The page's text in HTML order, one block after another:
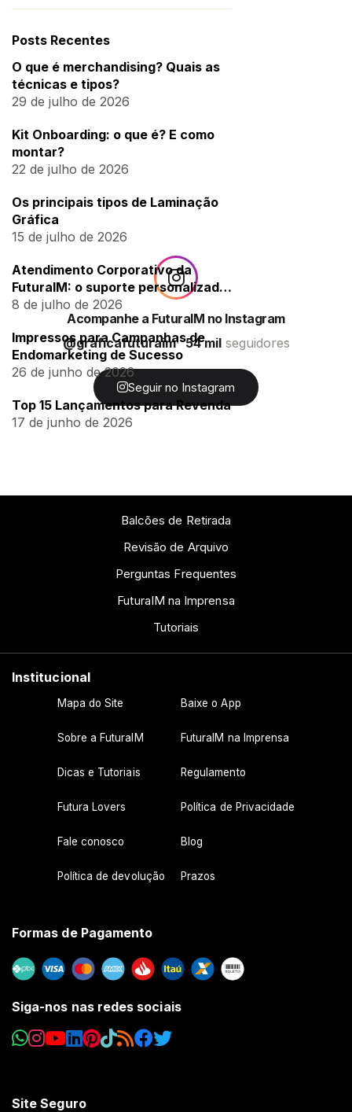
Posts Recentes
O que é merchandising? Quais as
técnicas e tipos?
29 de julho de 2026
Kit Onboarding: o que é? E como
montar?
22 de julho de 2026
Os principais tipos de Laminação
Gráfica
15 de julho de 2026
Atendimento Corporativo da
FuturaIM: o suporte personalizado
para empresas
8 de julho de 2026
Impressos para Campanhas de
Endomarketing de Sucesso
26 de junho de 2026
Top 15 Lançamentos para Revenda
17 de junho de 2026
Acompanhe a FuturaIM no Instagram
@graficafuturaim 54 milseguidores
Seguir no Instagram
Balcões de Retirada
Revisão de Arquivo
Perguntas Frequentes
FuturaIM na Imprensa
Tutoriais
Institucional
Mapa do Site Baixe o App
Sobre a FuturaIM FuturaIM na Imprensa
Dicas e Tutoriais Regulamento
Futura Lovers Política de Privacidade
Fale conosco Blog
Política de devolução Prazos
Formas de Pagamento
Siga-nos nas redes sociais
Site Seguro